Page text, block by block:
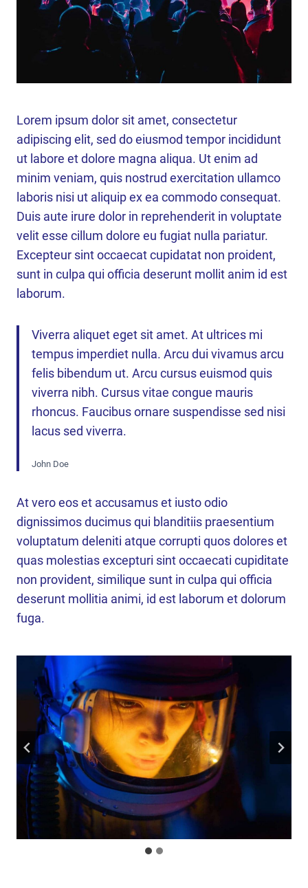
Lorem ipsum dolor sit amet, consectetur
adipiscing elit, sed do eiusmod tempor incididunt
ut labore et dolore magna aliqua. Ut enim ad
minim veniam, quis nostrud exercitation ullamco
laboris nisi ut aliquip ex ea commodo consequat.
Duis aute irure dolor in reprehenderit in voluptate
velit esse cillum dolore eu fugiat nulla pariatur.
Excepteur sint occaecat cupidatat non proident,
sunt in culpa qui officia deserunt mollit anim id est
laborum.
Viverra aliquet eget sit amet. At ultrices mi
tempus imperdiet nulla. Arcu dui vivamus arcu
felis bibendum ut. Arcu cursus euismod quis
viverra nibh. Cursus vitae congue mauris
rhoncus. Faucibus ornare suspendisse sed nisi
lacus sed viverra.
John Doe
At vero eos et accusamus et iusto odio
dignissimos ducimus qui blanditiis praesentium
voluptatum deleniti atque corrupti quos dolores et
quas molestias excepturi sint occaecati cupiditate
non provident, similique sunt in culpa qui officia
deserunt mollitia animi, id est laborum et dolorum
fuga.